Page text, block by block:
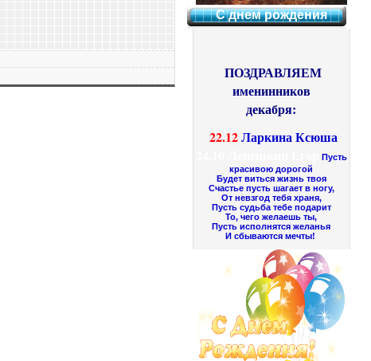
С днем рождения
ПОЗДРАВЛЯЕМ
именинников
декабря:
22.12Ларкина Ксюша
Пусть
красивою дорогой
Будет виться жизнь твоя
Счастье пусть шагает в ногу,
От невзгод тебя храня,
Пусть судьба тебе подарит
То, чего желаешь ты,
Пусть исполнятся желанья
И сбываются мечты!